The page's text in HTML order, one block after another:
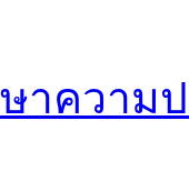
าความ